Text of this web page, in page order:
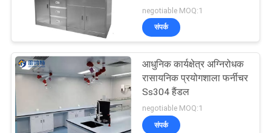
negotiable MOQ:1
संपर्क
आधुनिक कार्यक्षेत्र अग्निरोधक
रासायनिक प्रयोगशाला फर्नीचर
Ss304 हैंडल
negotiable MOQ:1
संपर्क